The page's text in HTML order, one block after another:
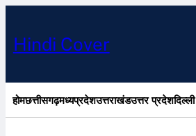
Hindi Cover
होमछत्तीसगढ़मध्यप्रदेशउत्तराखंडउत्तर प्रदेश